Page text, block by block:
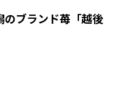
のブランド苺「越後